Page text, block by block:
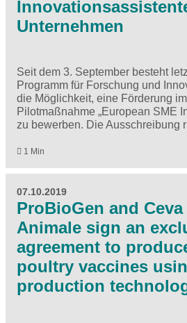
Unternehmen
Seit dem 3. September besteht
Programm für Forschung und
die Möglichkeit, eine Förderung
Pilotmaßnahme „European SME
zu bewerben. Die Ausschreibung
1 Min
07.10.2019
ProBioGen and Ceva
Animale sign an
agreement to
poultry vaccines
production